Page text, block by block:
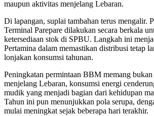
maupun aktivitas menjelang Lebaran.
Di lapangan, suplai tambahan terus mengalir.
Terminal Parepare dilakukan secara berkala
ketersediaan stok di SPBU. Langkah ini
Pertamina dalam memastikan distribusi tetap
lonjakan konsumsi tahunan.
Peningkatan permintaan BBM memang
menjelang Lebaran, konsumsi energi
mudik yang menjadi bagian dari kehidupan
Tahun ini pun menunjukkan pola serupa,
mulai meningkat sejak beberapa hari terakhir.